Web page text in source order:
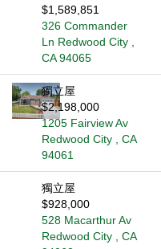
$1,589,851
326 Commander
Ln Redwood City ,
CA 94065
獨立屋
$2,198,000
1205 Fairview Av
Redwood City , CA
94061
獨立屋
$928,000
528 Macarthur Av
Redwood City , CA